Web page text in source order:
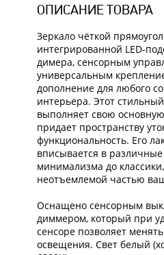
ОПИСАНИЕ ТОВАРА
Зеркало чёткой
интегрированной LED-
димера, сенсорным
универсальным
дополнение для любого
интерьера. Этот
выполняет свою
придает пространству
функциональность. Его
вписывается в различные
минимализма до
неотъемлемой частью
Оснащено сенсорным
диммером, который при
сенсоре позволяет
освещения. Свет белый